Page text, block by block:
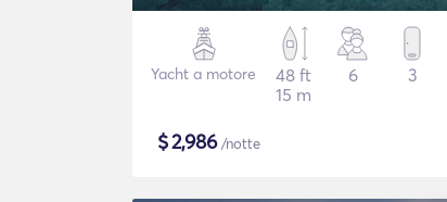
Yacht a motore
48 ft
15 m
6 3
$2,986/notte